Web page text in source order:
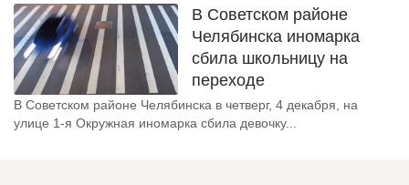
В Советском районе
Челябинска иномарка
сбила школьницу на
переходе
В Советском районе Челябинска в четверг, 4 декабря, на
улице 1-я Окружная иномарка сбила девочку...